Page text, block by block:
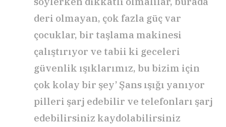
deri olmayan, çok fazla güç var
çocuklar, bir taşlama makinesi
çalıştırıyor ve tabii ki geceleri
güvenlik ışıklarımız, bu bizim için
çok kolay bir şey’ Şans ışığı yanıyor
pilleri şarj edebilir ve telefonları şarj
edebilirsiniz kaydolabilirsiniz